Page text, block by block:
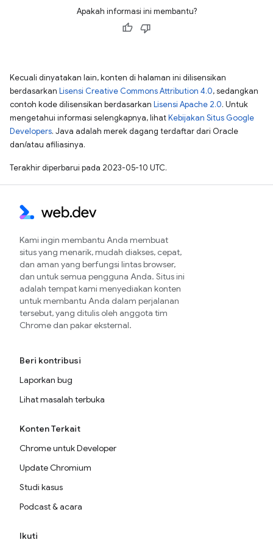
Apakah informasi ini membantu?
Kecuali dinyatakan lain, konten di halaman ini dilisensikan
berdasarkan Lisensi Creative Commons Attribution 4.0, sedangkan
contoh kode dilisensikan berdasarkan Lisensi Apache 2.0. Untuk
mengetahui informasi selengkapnya, lihatKebijakan Situs Google
Developers. Java adalah merek dagang terdaftar dari Oracle
dan/atau afiliasinya.
Terakhir diperbarui pada 2023-05-10 UTC.
Kami ingin membantu Anda membuat
situs yang menarik, mudah diakses, cepat,
dan aman yang berfungsi lintas browser,
dan untuk semua pengguna Anda. Situs ini
adalah tempat kami menyediakan konten
untuk membantu Anda dalam perjalanan
tersebut, yang ditulis oleh anggota tim
Chrome dan pakar eksternal.
Beri kontribusi
Laporkan bug
Lihat masalah terbuka
Konten Terkait
Chrome untuk Developer
Update Chromium
Studi kasus
Podcast & acara
Ikuti